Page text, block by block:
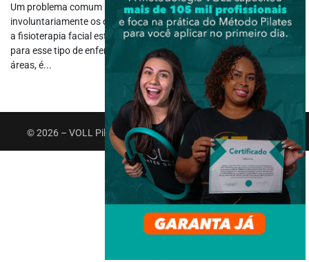
Um problema comum na vida de muitas pessoas é o ato de ranger
involuntariamente os dentes, conhecido como bruxismo. Com isso,
a fisioterapia facial está presente como um meio de tratamento
para esse tipo de enfermidade, mas como acontece em diversas
áreas, é...
© 2026 – VOLL Pilates Group. Todos os direitos reservados.